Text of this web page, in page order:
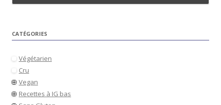
CATÉGORIES
Végétarien
Cru
Vegan
Recettes à IG bas